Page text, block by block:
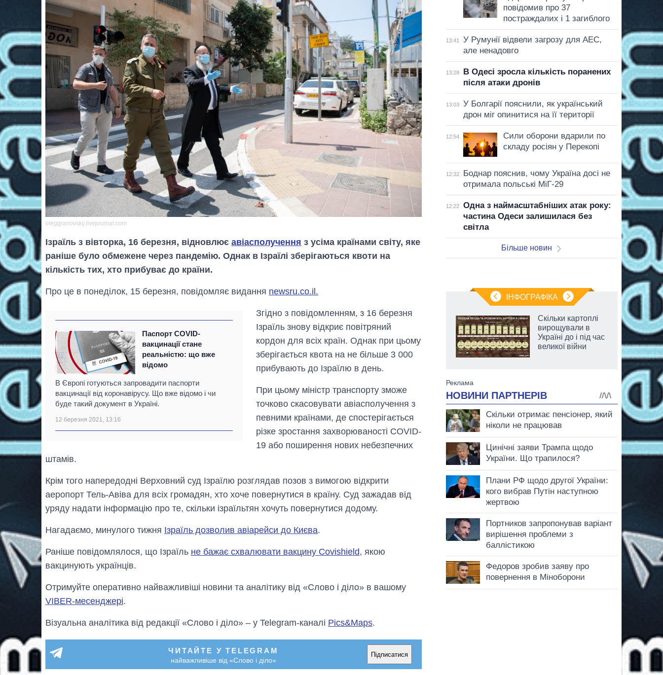
oleggranovsky.livejournal.com
Ізраїль з вівторка, 16 березня, відновлює авіасполучення з усіма країнами світу, яке
раніше було обмежене через пандемію. Однак в Ізраїлі зберігаються квоти на
кількість тих, хто прибуває до країни.
Про це в понеділок, 15 березня, повідомляє видання newsru.co.il.
Паспорт COVID-
вакцинації стане
реальністю: що вже
відомо
В Європі готуються запровадити паспорти
вакцинації від коронавірусу. Що вже відомо і чи
буде такий документ в Україні.
12 березня 2021, 13:16
Згідно з повідомленням, з 16 березня
Ізраїль знову відкриє повітряний
кордон для всіх країн. Однак при цьому
зберігається квота на не більше 3 000
прибувають до Ізраїлю в день.
При цьому міністр транспорту зможе
точково скасовувати авіасполучення з
певними країнами, де спостерігається
різке зростання захворюваності COVID-
19 або поширення нових небезпечних
штамів.
Крім того напередодні Верховний суд Ізраїлю розглядав позов з вимогою відкрити
аеропорт Тель-Авіва для всіх громадян, хто хоче повернутися в країну. Суд зажадав від
уряду надати інформацію про те, скільки ізраїльтян хочуть повернутися додому.
Нагадаємо, минулого тижня Ізраїль дозволив авіарейси до Києва.
Раніше повідомлялося, що Ізраїль не бажає схвалювати вакцину Covishield, якою
вакцинують українців.
Отримуйте оперативно найважливіші новини та аналітику від «Слово і діло» в вашому
VIBER-месенджері.
Візуальна аналітика від редакції «Слово і діло» – у Telegram-каналі Pics&Maps.
ЧИТАЙТЕ У TELEGRAM
найважливіше від «Слово і діло»
Підписатися
повідомив про 37
постраждалих і 1 загиблого
13:41
У Румунії відвели загрозу для АЕС,
але ненадовго
13:28
В Одесі зросла кількість поранених
після атаки дронів
13:03
У Болгарії пояснили, як український
дрон міг опинитися на її території
12:54
Сили оборони вдарили по
складу росіян у Перекопі
12:32
Боднар пояснив, чому Україна досі не
отримала польські МіГ-29
12:22
Одна з наймасштабніших атак року:
частина Одеси залишилася без
світла
Більше новин
ІНФОГРАФІКА
Від 1 місяця – до 5
років: хто і як
довго обіймав
посаду керівника
СЗР
Скільки картоплі
вирощували в
Україні до і під час
великої війни